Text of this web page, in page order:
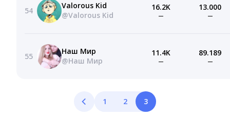
54
Valorous Kid
@Valorous Kid
16.2K
—
13.000
—
55
Наш Мир
@Наш Мир
11.4K
—
89.189
—
1 2 3